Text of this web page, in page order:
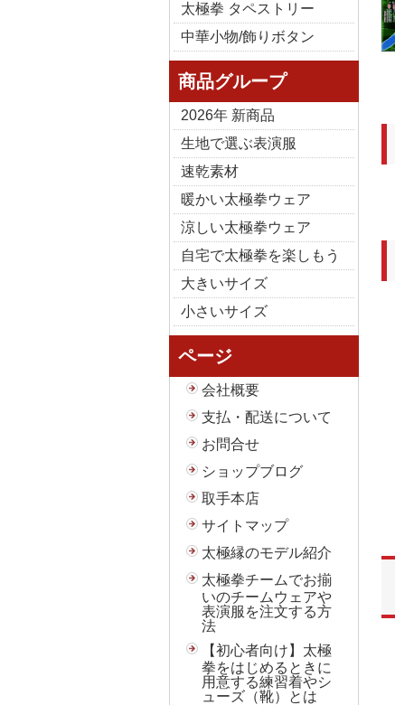
太極拳 タペストリー
中華小物/飾りボタン
商品グループ
2026年 新商品
生地で選ぶ表演服
速乾素材
暖かい太極拳ウェア
涼しい太極拳ウェア
自宅で太極拳を楽しもう
大きいサイズ
小さいサイズ
ページ
会社概要
支払・配送について
お問合せ
ショップブログ
取手本店
サイトマップ
太極縁のモデル紹介
太極拳チームでお揃
いのチームウェアや
表演服を注文する方
法
【初心者向け】太極
拳をはじめるときに
用意する練習着やシ
ューズ（靴）とは